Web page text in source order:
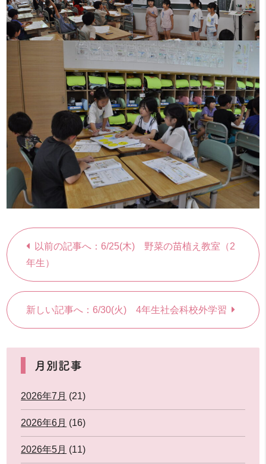
以前の記事へ：6/25(木) 野菜の苗植え教室（2
年生）
新しい記事へ：6/30(火) 4年生社会科校外学習
月別記事
2026年7月 (21)
2026年6月 (16)
2026年5月 (11)